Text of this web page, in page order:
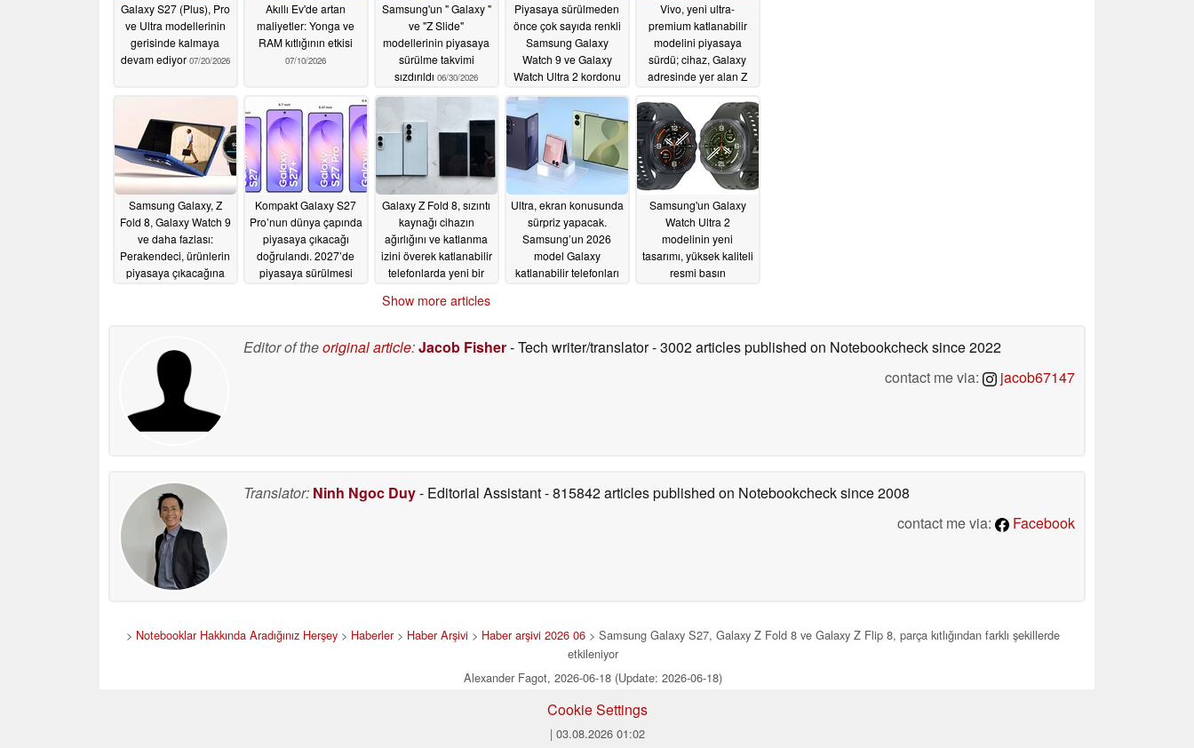
Galaxy S27 (Plus), Pro
ve Ultra modellerinin
gerisinde kalmaya
devam ediyor 07/20/2026
Akıllı Ev'de artan
maliyetler: Yonga ve
RAM kıtlığının etkisi
07/10/2026
Samsung'un " Galaxy "
ve "Z Slide"
modellerinin piyasaya
sürülme takvimi
sızdırıldı 06/30/2026
Piyasaya sürülmeden
önce çok sayıda renkli
Samsung Galaxy
Watch 9 ve Galaxy
Watch Ultra 2 kordonu
06/27/2026
Vivo, yeni ultra-
premium katlanabilir
modelini piyasaya
sürdü; cihaz, Galaxy
adresinde yer alan Z
bırakan bir bataryaya
sahip ve küresel
lansmanı da onaylandı
06/27/2026
Samsung Galaxy, Z
Fold 8, Galaxy Watch 9
ve daha fazlası:
Perakendeci, ürünlerin
piyasaya çıkacağına
Kompakt Galaxy S27
Pro’nun dünya çapında
piyasaya çıkacağı
doğrulandı. 2027’de
piyasaya sürülmesi
06/25/2026
Galaxy Z Fold 8, sızıntı
kaynağı cihazın
ağırlığını ve katlanma
izini överek katlanabilir
telefonlarda yeni bir
açabilir06/25/2026
Ultra, ekran konusunda
sürpriz yapacak.
Samsung’un 2026
model Galaxy
katlanabilir telefonları
Samsung'un Galaxy
Watch Ultra 2
modelinin yeni
tasarımı, yüksek kaliteli
resmi basın
Show more articles
Editor of theoriginal article:Jacob Fisher- Tech writer/translator- 3002 articles published on Notebookchecksince 2022
contact me via:
jacob67147
Translator: Ninh Ngoc Duy- Editorial Assistant- 815842 articles published on Notebookchecksince 2008
contact me via:
Facebook
> Notebooklar Hakkında Aradığınız Herşey> Haberler> Haber Arşivi > Haber arşivi 2026 06> Samsung Galaxy S27, Galaxy Z Fold 8 ve Galaxy Z Flip 8, parça kıtlığından farklı şekillerde
etkileniyor
Alexander Fagot, 2026-06-18 (Update: 2026-06-18)
Cookie Settings
| 03.08.2026 01:02